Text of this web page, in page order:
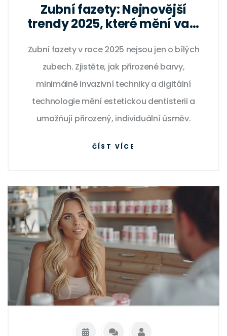
Zubní fazety: Nejnovější
trendy 2025, které mění vaši
Zubní fazety v roce 2025 nejsou jen o bílých
zubech. Zjistěte, jak přirozené barvy,
minimálně invazivní techniky a digitální
technologie mění estetickou dentisterii a
umožňují přirozený, individuální úsměv.
ČÍST VÍCE